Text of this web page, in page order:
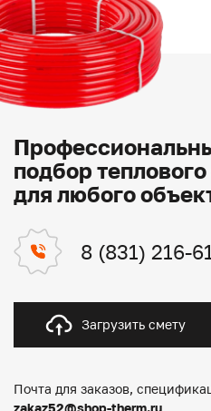
подбор
для любого
8 (831) 216-
Загрузить смету
Почта для заказов,
zakaz52@shop-therm.ru